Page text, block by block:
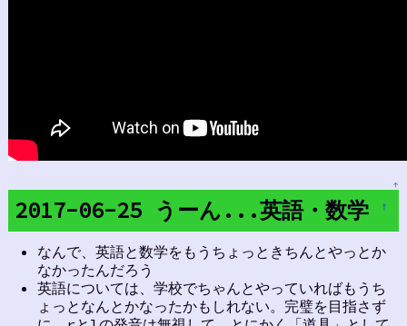
↑
2017-06-25 うーん...英語・数学 †
なんで、英語と数学をもうちょっときちんとやっとか
なかったんだろう
英語については、学校でちゃんとやっていればもうち
ょっとなんとかなったかもしれない。完璧を目指さず